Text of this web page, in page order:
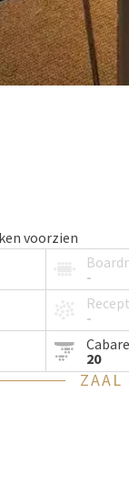
voorzien
-
-
20
ZAAL